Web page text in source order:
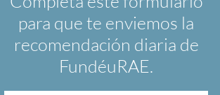
para que te enviemos la
recomendación diaria de
FundéuRAE.